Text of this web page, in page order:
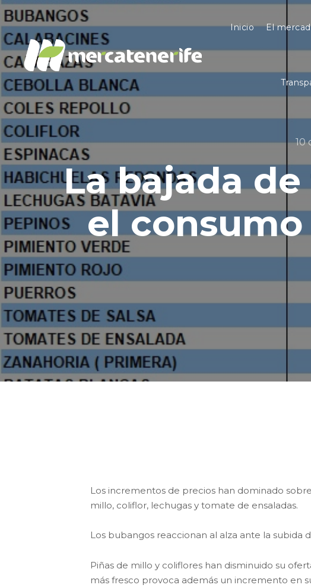
Inicio El
10
La bajada
el
Los incrementos de precios han dominado
millo, coliflor, lechugas y tomate de ensaladas.
Los bubangos reaccionan al alza ante la subida
Piñas de millo y coliflores han disminuido su
más fresco provoca además un incremento en